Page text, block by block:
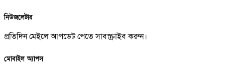
নিউজলেটার
প্রতিদিন মেইলে আপডেট পেতে সাবস্ক্রাইব করুন।
মোবাইল অ্যাপস